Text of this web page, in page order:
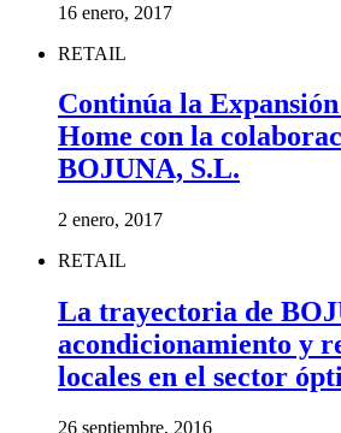
16 enero, 2017
RETAIL
Continúa la
Home con la
BOJUNA, S.L.
2 enero, 2017
RETAIL
La trayectoria de
acondicionamiento y
locales en el sector
26 septiembre, 2016